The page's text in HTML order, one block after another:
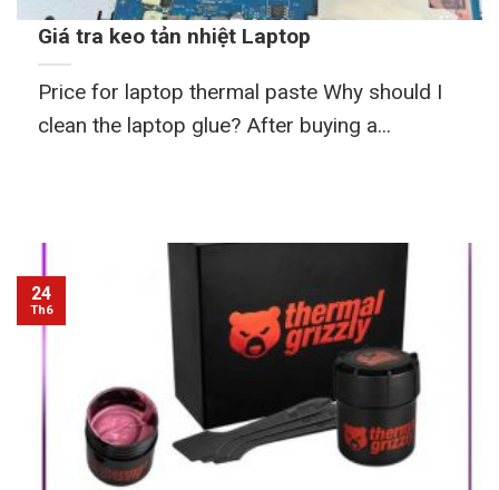
Giá tra keo tản nhiệt Laptop
Price for laptop thermal paste Why should I
clean the laptop glue? After buying a...
24
Th6